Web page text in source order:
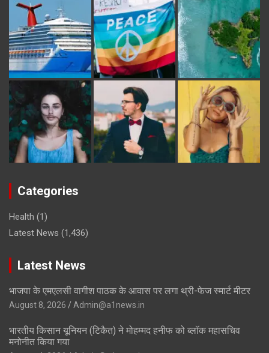
Categories
Health (1)
Latest News (1,436)
Latest News
भाजपा के एमएलसी वागीश पाठक के आवास पर लगा थ्री-फेज स्मार्ट मीटर
August 8, 2026 Admin@a1news.in
भारतीय किसान यूनियन (टिकैत) ने मोहम्मद हनीफ को ब्लॉक महासचिव
मनोनीत किया गया